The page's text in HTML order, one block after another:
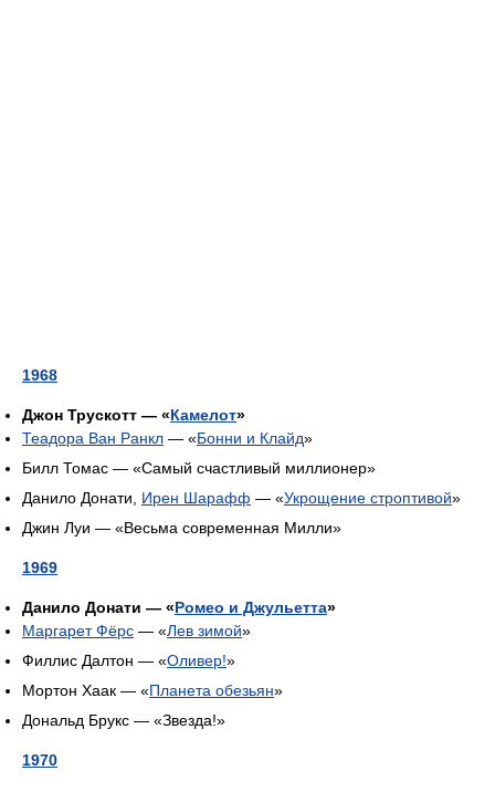
1968
Джон Трускотт — «Камелот»
Теадора Ван Ранкл — «Бонни и Клайд»
Билл Томас — «Самый счастливый миллионер»
Данило Донати, Ирен Шарафф — «Укрощение строптивой»
Джин Луи — «Весьма современная Милли»
1969
Данило Донати — «Ромео и Джульетта»
Маргарет Фёрс — «Лев зимой»
Филлис Далтон — «Оливер!»
Мортон Хаак — «Планета обезьян»
Дональд Брукс — «Звезда!»
1970